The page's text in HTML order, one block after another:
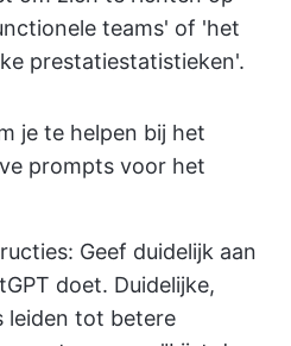
teams' of 'het
prestatiestatistieken'.
je te helpen bij het
prompts voor het
Geef duidelijk aan
doet. Duidelijke,
leiden tot betere